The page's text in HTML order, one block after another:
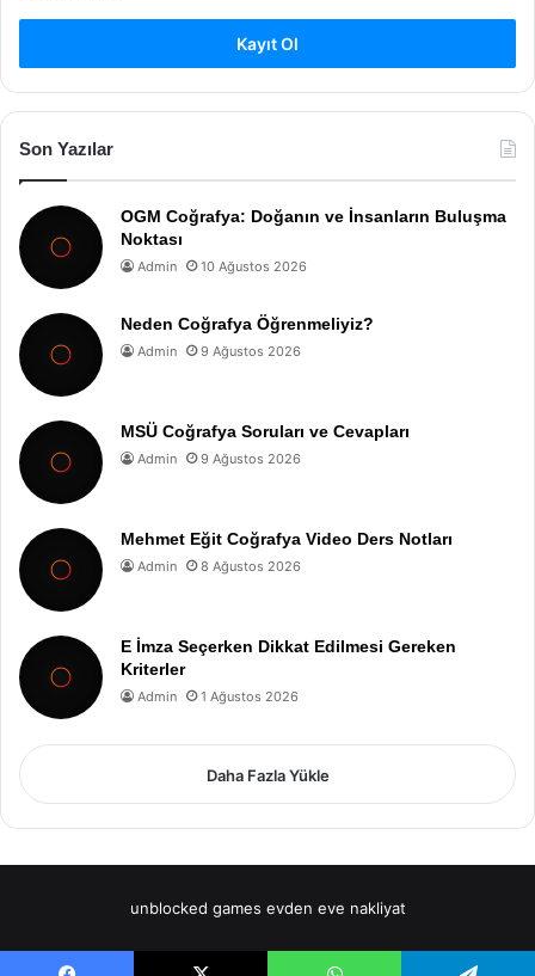
Kayıt Ol
Son Yazılar
OGM Coğrafya: Doğanın ve İnsanların Buluşma
Noktası
Admin 10 Ağustos 2026
Neden Coğrafya Öğrenmeliyiz?
Admin 9 Ağustos 2026
MSÜ Coğrafya Soruları ve Cevapları
Admin 9 Ağustos 2026
Mehmet Eğit Coğrafya Video Ders Notları
Admin 8 Ağustos 2026
E İmza Seçerken Dikkat Edilmesi Gereken
Kriterler
Admin 1 Ağustos 2026
Daha Fazla Yükle
unblocked games evden eve nakliyat